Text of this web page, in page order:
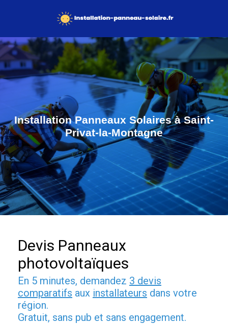
Installation Panneaux Solaires à Saint-
Privat-la-Montagne
Devis Panneaux
photovoltaïques
En 5 minutes, demandez 3 devis
comparatifs aux installateurs dans votre
région.
Gratuit, sans pub et sans engagement.